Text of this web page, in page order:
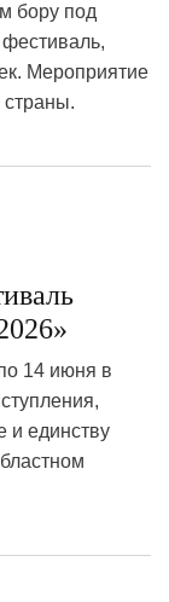
бору под
Мероприятие
страны.
14 июня в
и единству